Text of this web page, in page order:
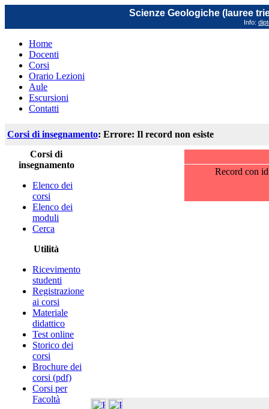
Scienze Geologiche (lauree
Info:
Home
Docenti
Corsi
Orario Lezioni
Aule
Escursioni
Contatti
Corsi di insegnamento: Errore: Il record non esiste
Corsi di
insegnamento
Elenco dei
corsi
Elenco dei
moduli
Cerca
Utilità
Ricevimento
studenti
Registrazione
ai corsi
Materiale
didattico
Test online
Storico dei
corsi
Brochure dei
corsi (pdf)
Corsi per
Facoltà
Record con